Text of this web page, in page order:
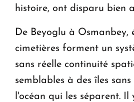
histoire, ont disparu bien
De Beyoglu à Osmanbey,
cimetières forment un
sans réelle continuité
semblables à des îles
l'océan qui les séparent. Il